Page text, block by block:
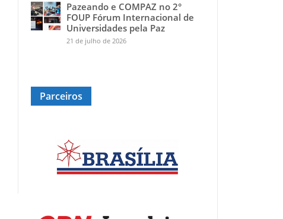
Pazeando e COMPAZ no 2°
FOUP Fórum Internacional de
Universidades pela Paz
21 de julho de 2026
Parceiros